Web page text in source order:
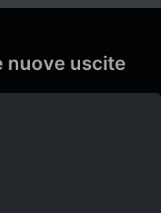
nuove uscite